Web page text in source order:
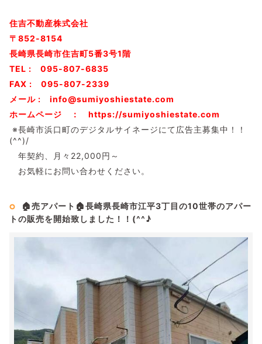
住吉不動産株式会社
〒852-8154
長崎県長崎市住吉町5番3号1階
TEL : 095-807-6835
FAX : 095-807-2339
メール : info@sumiyoshiestate.com
ホームページ ： https://sumiyoshiestate.com
※長崎市浜口町のデジタルサイネージにて広告主募集中！！
(^^)/
年契約、月々22,000円～
お気軽にお問い合わせください。
🏠売アパート🏠長崎県長崎市江平3丁目の10世帯のアパー
トの販売を開始致しました！！(^^♪